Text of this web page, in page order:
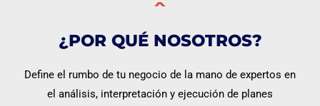
¿POR QUÉ NOSOTROS?
Define el rumbo de tu negocio de la mano de expertos en
el análisis, interpretación y ejecución de planes